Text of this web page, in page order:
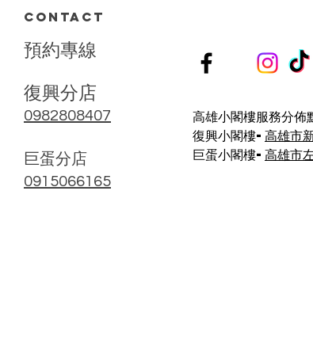
CONTACT
預約專線
復興分店
0982808407
​巨蛋分店
0915066165
高雄小閣樓服務分佈
復興小閣樓- 高雄市
巨蛋小閣樓- 高雄市